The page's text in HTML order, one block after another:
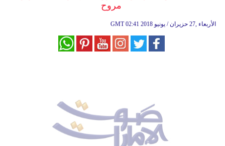
مروح
GMT 02:41 2018 الأربعاء ,27 حزيران / يونيو